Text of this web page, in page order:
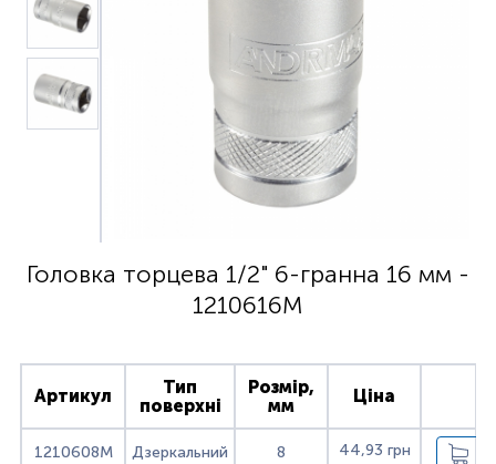
Головка торцева 1/2" 6-гранна 16 мм -
1210616M
Артикул
Тип
поверхні
Розмір,
мм
Ціна
1210608M Дзеркальний 8 44,93 грн